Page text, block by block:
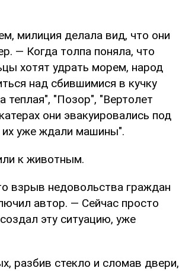
милиция делала вид, что они
— Когда толпа поняла, что
хотят удрать морем, народ
над сбившимися в кучку
теплая", "Позор", "Вертолет
они эвакуировались под
их уже ждали машины".
к животным.
взрыв недовольства граждан
автор. — Сейчас просто
эту ситуацию, уже
разбив стекло и сломав двери,